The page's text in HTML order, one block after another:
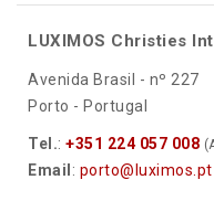
LUXIMOS Christies
Avenida Brasil - nº 227
Porto - Portugal
Tel.: +351 224 057 008
Email : porto@luximos.pt